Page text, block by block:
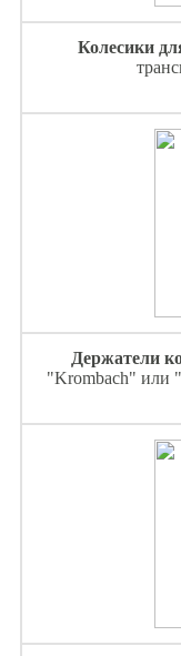
Колесики
Держатели
"Krombach" или